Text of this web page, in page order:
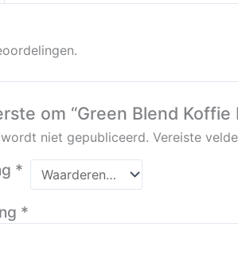
om “Green Blend
niet gepubliceerd. Vereiste
*
*